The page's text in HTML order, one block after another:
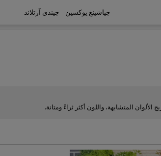
جياشينغ يوكسين - جيندي آرتلاند